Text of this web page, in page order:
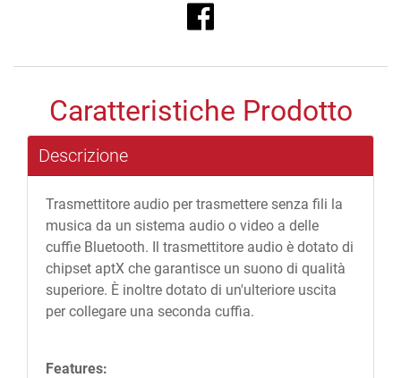
Share on Facebook
Caratteristiche Prodotto
Descrizione
Trasmettitore audio per trasmettere senza fili la
musica da un sistema audio o video a delle
cuffie Bluetooth. Il trasmettitore audio è dotato di
chipset aptX che garantisce un suono di qualità
superiore. È inoltre dotato di un'ulteriore uscita
per collegare una seconda cuffia.
Features: